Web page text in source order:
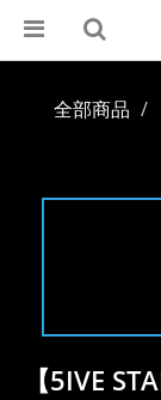
全部商品
【5IVE